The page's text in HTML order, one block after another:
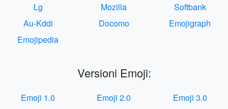
Lg
Mozilla
Softbank
Au-Kddi
Docomo
Emojigraph
Emojipedia
Versioni Emoji:
Emoji 1.0 Emoji 2.0
Emoji 3.0